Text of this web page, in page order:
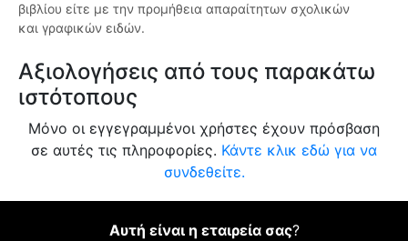
βιβλίου είτε με την προμήθεια απαραίτητων σχολικών
και γραφικών ειδών.
Αξιολογήσεις από τους παρακάτω
ιστότοπους
Μόνο οι εγγεγραμμένοι χρήστες έχουν πρόσβαση
σε αυτές τις πληροφορίες. Κάντε κλικ εδώ για να
συνδεθείτε.
Αυτή είναι η εταιρεία σας?